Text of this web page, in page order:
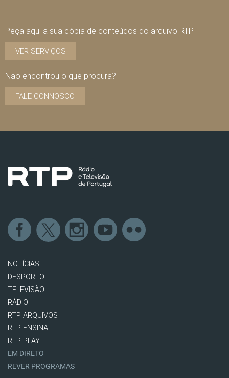
Peça aqui a sua cópia de conteúdos do arquivo RTP
VER SERVIÇOS
Não encontrou o que procura?
FALE CONNOSCO
NOTÍCIAS
DESPORTO
TELEVISÃO
RÁDIO
RTP ARQUIVOS
RTP ENSINA
RTP PLAY
EM DIRETO
REVER PROGRAMAS